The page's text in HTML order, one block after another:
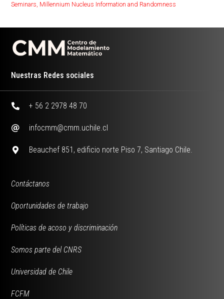
Seminars, Millennium Nucleus Information and Randomness
Nuestras Redes sociales
+ 56 2 2978 48 70
infocmm@cmm.uchile.cl
Beauchef 851, edificio norte Piso 7, Santiago Chile.
Contáctanos
Oportunidades de trabajo
Políticas de acoso y discriminación
Somos parte del CNRS
Universidad de Chile
FCFM